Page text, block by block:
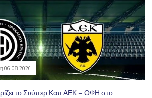
06.08.2026
το Σούπερ Καπ ΑΕΚ – ΟΦΗ στο